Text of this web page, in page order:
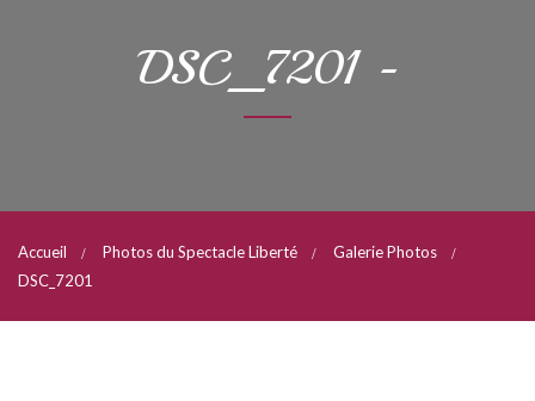
DSC_7201 -
Accueil Photos du Spectacle Liberté
Galerie Photos
DSC_7201